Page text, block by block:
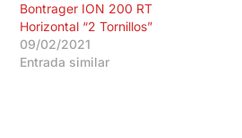
Bontrager ION 200 RT
Horizontal “2 Tornillos”
09/02/2021
Entrada similar